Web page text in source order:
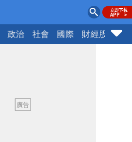
政治 社會 國際 財經股市
快今生成 挑戰4颱同框！1